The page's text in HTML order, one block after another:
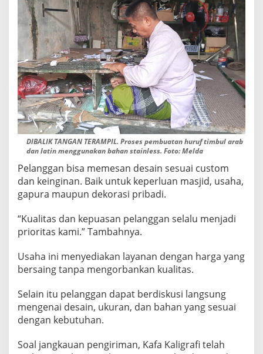
DIBALIK TANGAN TERAMPIL. Proses pembuatan huruf timbul arab
dan latin menggunakan bahan stainless. Foto: Melda
Pelanggan bisa memesan desain sesuai custom
dan keinginan. Baik untuk keperluan masjid, usaha,
gapura maupun dekorasi pribadi.
“Kualitas dan kepuasan pelanggan selalu menjadi
prioritas kami.” Tambahnya.
Usaha ini menyediakan layanan dengan harga yang
bersaing tanpa mengorbankan kualitas.
Selain itu pelanggan dapat berdiskusi langsung
mengenai desain, ukuran, dan bahan yang sesuai
dengan kebutuhan.
Soal jangkauan pengiriman, Kafa Kaligrafi telah